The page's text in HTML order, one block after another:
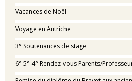
Vacances de Noël
Voyage en Autriche
3° Soutenances de stage
6° 5° 4° Rendez-vous Parents/